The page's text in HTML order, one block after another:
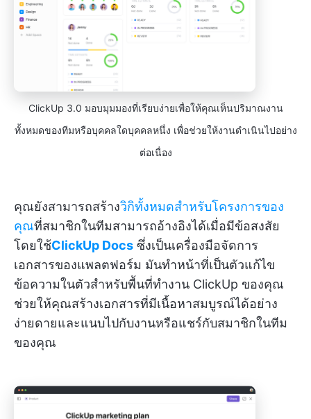
ClickUp 3.0 มอบมุมมองที่เรียบง่ายเพื่อให้คุณเห็นปริมาณงาน
ทั้งหมดของทีมหรือบุคคลใดบุคคลหนึ่ง เพื่อช่วยให้งานดำเนินไปอย่าง
ต่อเนื่อง
คุณยังสามารถสร้างวิกิทั้งหมดสำหรับโครงการของ
คุณที่สมาชิกในทีมสามารถอ้างอิงได้เมื่อมีข้อสงสัย
โดยใช้ClickUp Docs ซึ่งเป็นเครื่องมือจัดการ
เอกสารของแพลตฟอร์ม มันทำหน้าที่เป็นตัวแก้ไข
ข้อความในตัวสำหรับพื้นที่ทำงาน ClickUp ของคุณ
ช่วยให้คุณสร้างเอกสารที่มีเนื้อหาสมบูรณ์ได้อย่าง
ง่ายดายและแนบไปกับงานหรือแชร์กับสมาชิกในทีม
ของคุณ